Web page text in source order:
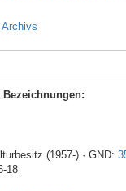
(1957-) · GND:
18